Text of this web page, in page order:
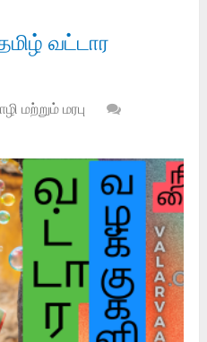
வட்டார
மற்றும் மரபு